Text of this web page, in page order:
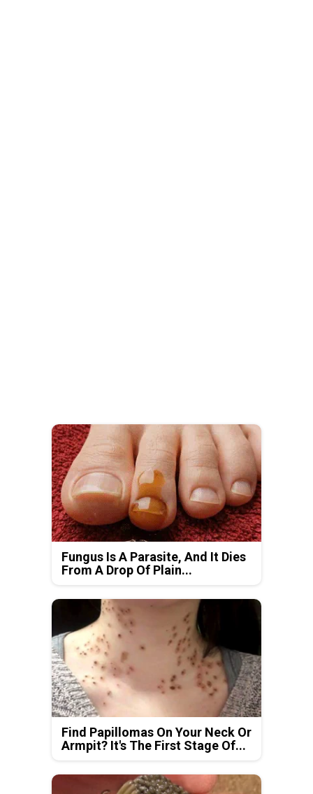
Fungus Is A Parasite, And It Dies
From A Drop Of Plain...
Find Papillomas On Your Neck Or
Armpit? It's The First Stage Of...